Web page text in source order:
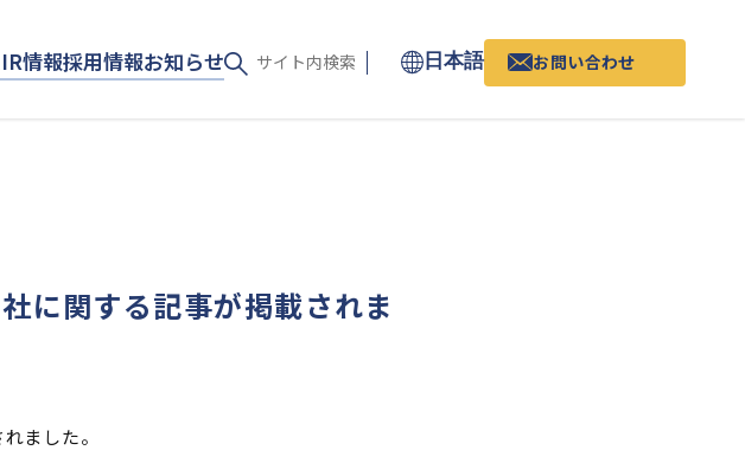
IR情報採用情報お知らせ 日本語 お問い合わせ
に関する記事が掲載されま
ました。